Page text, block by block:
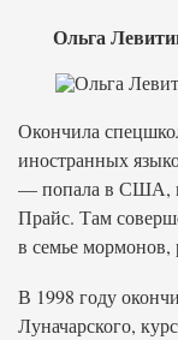
Ольга
Окончила
иностранных
— попала в США,
Прайс. Там
в семье мормонов,
В 1998 году
Луначарского,